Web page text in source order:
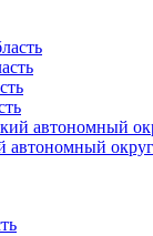
автономный
автономный округ